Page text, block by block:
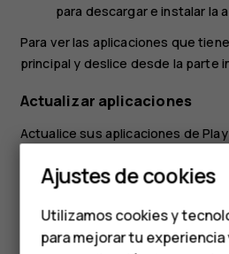
Smartphones
Teléfonos de
media
para descargar e instalar la
Para ver las aplicaciones que
principal y deslice desde la parte
Actualizar aplicaciones
Actualice sus aplicaciones de
Presione Play Store>menu>
Presione la aplicación con
disponible yACTUALIZAR.
Ajustes de cookies
Utilizamos cookies y
para mejorar tu experiencia